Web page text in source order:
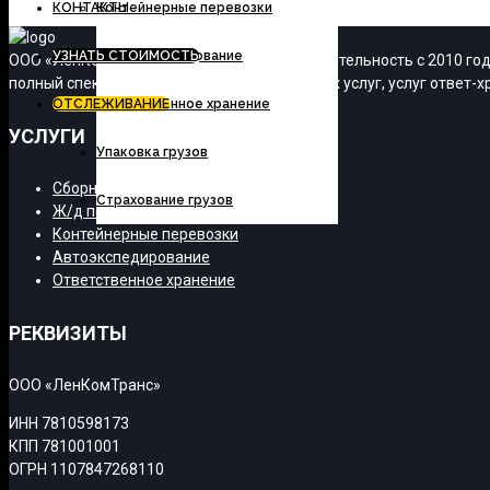
Контейнерные перевозки
Автоэкспедирование
Ответственное хранение
Упаковка грузов
Страхование грузов
КОНТАКТЫ
УЗНАТЬ СТОИМОСТЬ
ОТСЛЕЖИВАНИЕ
ООО «ЛенКомТранс» осуществляет свою деятельность с 2010
полный спектр транспортно-экспедиционных услуг, услуг ответ-
УСЛУГИ
Сборные грузы
Ж/д перевозки
Контейнерные перевозки
Автоэкспедирование
Ответственное хранение
РЕКВИЗИТЫ
ООО «ЛенКомТранс»
ИНН 7810598173
КПП 781001001
ОГРН 1107847268110